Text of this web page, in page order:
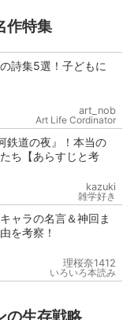
作特集
詩集5選！子どもに
art_nob
Art Life Cordinator
鉄道の夜』！本当の
ち【あらすじと考
kazuki
雑学好き
ャラの名言＆神回ま
を考察！
理桜奈1412
いろいろ本読み